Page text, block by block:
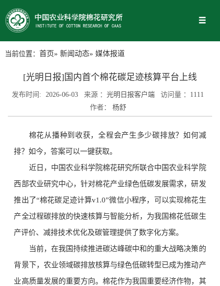
当前位置： 首页» 新闻动态» 媒体报道
[光明日报]国内首个棉花碳足迹核算平台上线
发布时间: 2026-06-03 来源 ： 光明日报客户端 访问量 ： 1111
作者：
杨舒
棉花从播种到收获，全程会产生多少碳排放？如何减
排？如今，答案可以一键获取。
近日，中国农业科学院棉花研究所联合中国农业科学院
西部农业研究中心，针对棉花产业绿色低碳发展需求，研发
推出了“棉花碳足迹计算v1.0”微信小程序，可以实现棉花生
产全过程碳排放的快速核算与智能分析，为我国棉花低碳生
产评价、减排技术优化及碳管理提供了数字化方案。
当前，在我国持续推进碳达峰碳中和的重大战略决策的
背景下，农业领域碳排放核算与绿色低碳转型已成为推动产
业高质量发展的重要方向。棉花作为我国重要经济作物，其